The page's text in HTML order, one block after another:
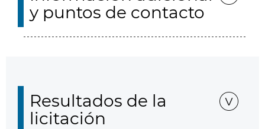
y puntos de contacto
Resultados de la
licitación